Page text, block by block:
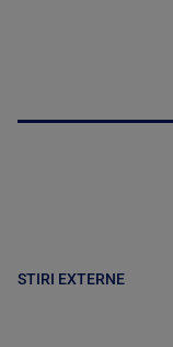
STIRI EXTERNE